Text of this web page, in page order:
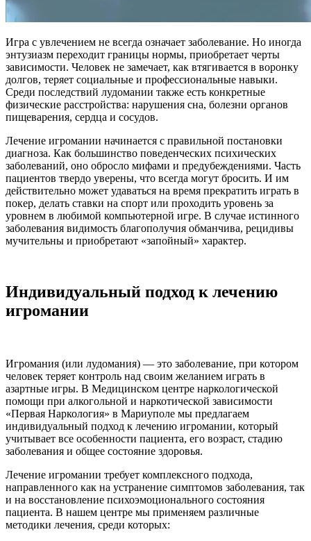
Игра с увлечением не всегда означает заболевание. Но иногда
энтузиазм переходит границы нормы, приобретает черты
зависимости. Человек не замечает, как втягивается в воронку
долгов, теряет социальные и профессиональные навыки.
Среди последствий лудомании также есть конкретные
физические расстройства: нарушения сна, болезни органов
пищеварения, сердца и сосудов.
Лечение игромании начинается с правильной постановки
диагноза. Как большинство поведенческих психических
заболеваний, оно обросло мифами и предубеждениями. Часть
пациентов твердо уверены, что всегда могут бросить. И им
действительно может удаваться на время прекратить играть в
покер, делать ставки на спорт или проходить уровень за
уровнем в любимой компьютерной игре. В случае истинного
заболевания видимость благополучия обманчива, рецидивы
мучительны и приобретают «запойный» характер.
Индивидуальный подход к лечению
игромании
Игромания (или лудомания) — это заболевание, при котором
человек теряет контроль над своим желанием играть в
азартные игры. В Медицинском центре наркологической
помощи при алкогольной и наркотической зависимости
«Первая Наркология» в Мариуполе мы предлагаем
индивидуальный подход к лечению игромании, который
учитывает все особенности пациента, его возраст, стадию
заболевания и общее состояние здоровья.
Лечение игромании требует комплексного подхода,
направленного как на устранение симптомов заболевания, так
и на восстановление психоэмоционального состояния
пациента. В нашем центре мы применяем различные
методики лечения, среди которых: